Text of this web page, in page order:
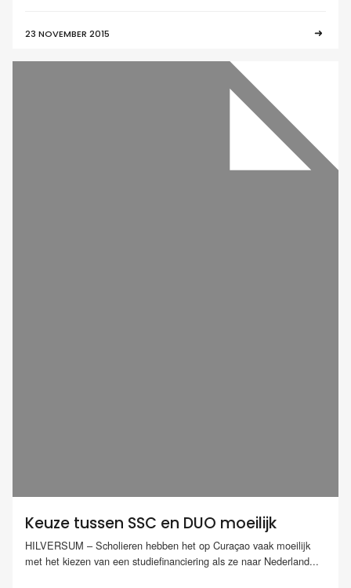
23 NOVEMBER 2015
Keuze tussen SSC en DUO moeilijk
HILVERSUM – Scholieren hebben het op Curaçao vaak moeilijk
met het kiezen van een studiefinanciering als ze naar Nederland...